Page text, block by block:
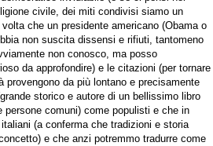
civile, dei miti condivisi siamo un
che un presidente americano (Obama o
non suscita dissensi e rifiuti, tantomeno
non conosco, ma posso
da approfondire) e le citazioni (per tornare
da più lontano e precisamente
storico e autore di un bellissimo libro
comuni) come populisti e che in
(a conferma che tradizioni e storia
e che anzi potremmo tradurre come